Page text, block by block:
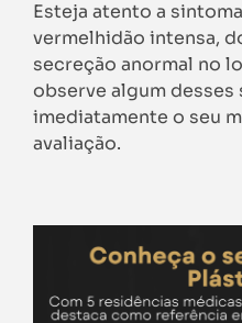
Esteja atento a
vermelhidão intensa,
secreção anormal no
observe algum desses
imediatamente o seu
avaliação.